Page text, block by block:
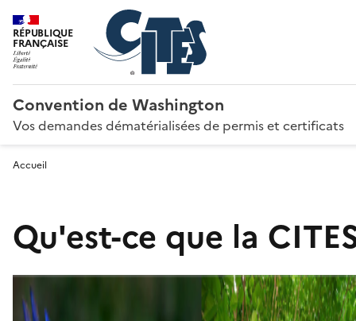
RÉPUBLIQUE
FRANÇAISE
Convention de Washington
Vos demandes dématérialisées de permis et certificats
Accueil
Qu'est-ce que la